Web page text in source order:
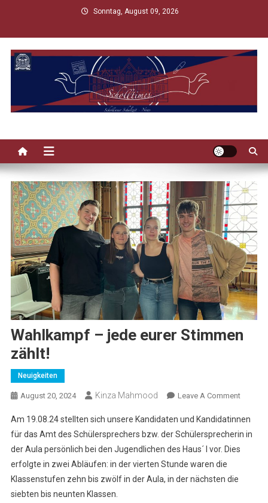
content
Sonntag, August 09, 2026
Wahlkampf – jede eurer Stimmen
zählt!
Neuigkeiten
August 20, 2024 Kinza Mahmood Leave A CommentOn
–
Jede
Eurer
Am 19.08.24 stellten sich unsere Kandidaten und Kandidatinnen
für das Amt des Schülersprechers bzw. der Schülersprecherin in
der Aula persönlich bei den Jugendlichen des Haus´ I vor. Dies
erfolgte in zwei Abläufen: in der vierten Stunde waren die
Klassenstufen zehn bis zwölf in der Aula, in der nächsten die
siebten bis neunten Klassen.